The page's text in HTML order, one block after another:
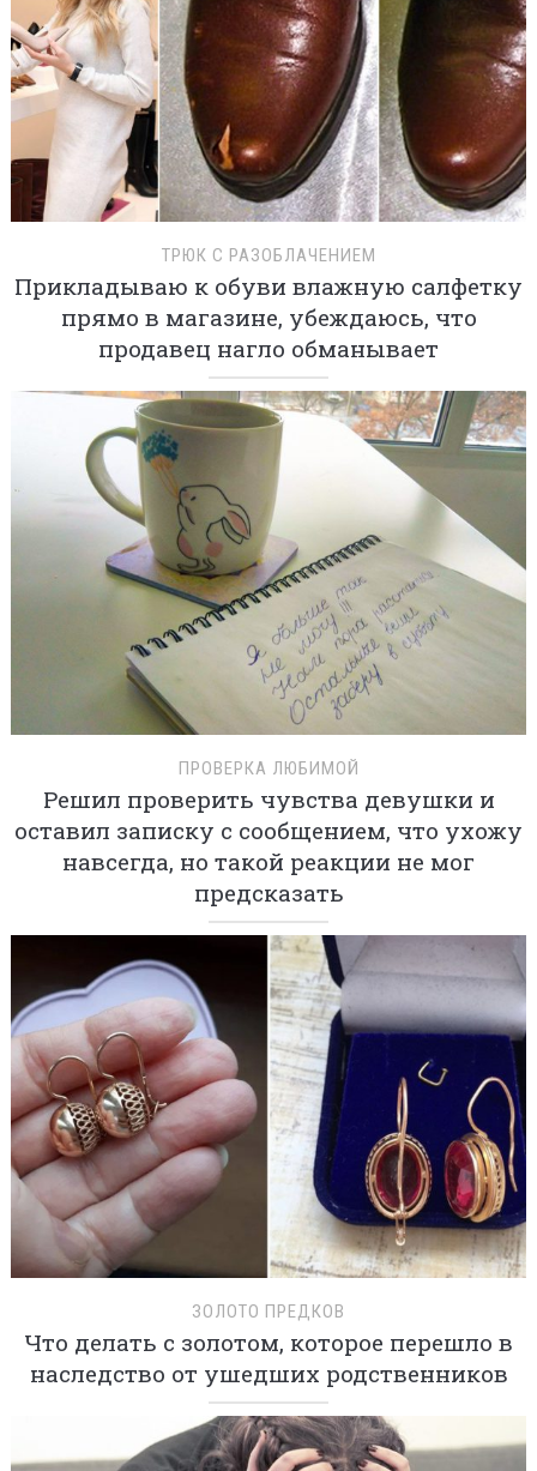
ТРЮК С РАЗОБЛАЧЕНИЕМ
Прикладываю к обуви влажную салфетку
прямо в магазине, убеждаюсь, что
продавец нагло обманывает
ПРОВЕРКА ЛЮБИМОЙ
Решил проверить чувства девушки и
оставил записку с сообщением, что ухожу
навсегда, но такой реакции не мог
предсказать
ЗОЛОТО ПРЕДКОВ
Что делать с золотом, которое перешло в
наследство от ушедших родственников